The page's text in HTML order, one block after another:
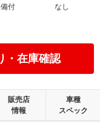
付
なし
・在庫確認
販売店
情報
車種
スペック